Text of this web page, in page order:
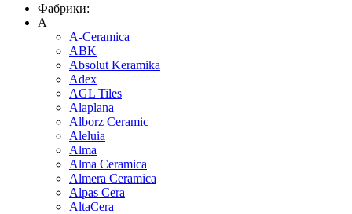
Фабрики:
A
A-Ceramica
ABK
Absolut Keramika
Adex
AGL Tiles
Alaplana
Alborz Ceramic
Aleluia
Alma
Alma Ceramica
Almera Ceramica
Alpas Cera
AltaCera